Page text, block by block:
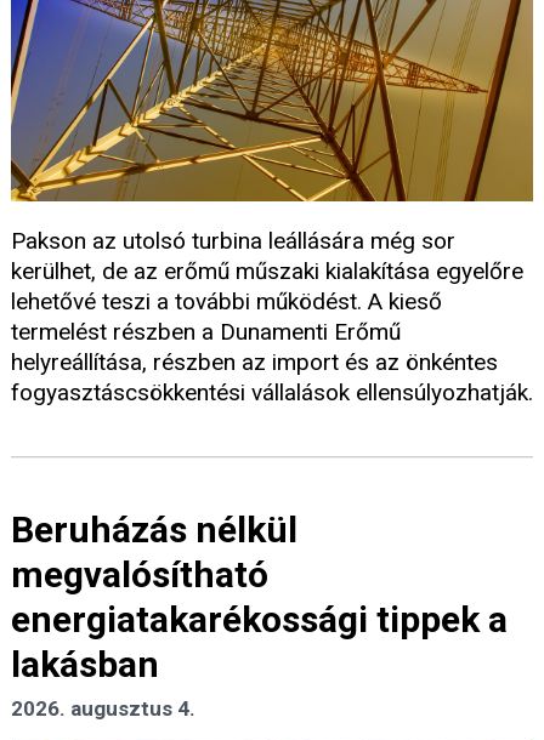
Pakson az utolsó turbina leállására még sor
kerülhet, de az erőmű műszaki kialakítása egyelőre
lehetővé teszi a további működést. A kieső
termelést részben a Dunamenti Erőmű
helyreállítása, részben az import és az önkéntes
fogyasztáscsökkentési vállalások ellensúlyozhatják.
Beruházás nélkül
megvalósítható
energiatakarékossági tippek a
lakásban
2026. augusztus 4.